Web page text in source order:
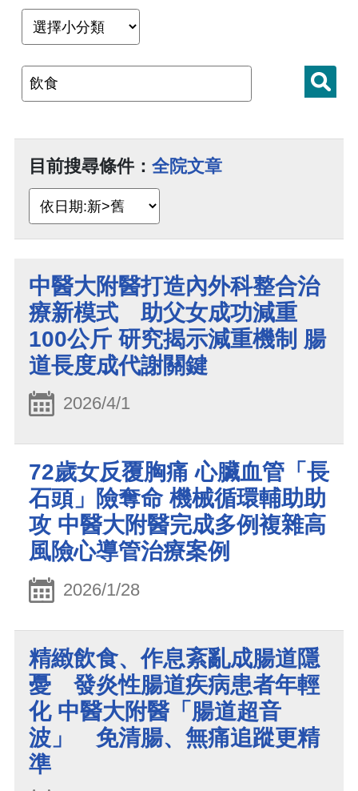
目前搜尋條件： 全院文章
中醫大附醫打造內外科整合治
療新模式 助父女成功減重
100公斤 研究揭示減重機制 腸
道長度成代謝關鍵
2026/4/1
72歲女反覆胸痛 心臟血管「長
石頭」險奪命 機械循環輔助助
攻 中醫大附醫完成多例複雜高
風險心導管治療案例
2026/1/28
精緻飲食、作息紊亂成腸道隱
憂 發炎性腸道疾病患者年輕
化 中醫大附醫「腸道超音
波」 免清腸、無痛追蹤更精
準